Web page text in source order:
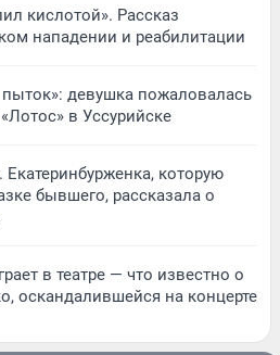
кислотой». Рассказ
нападении и реабилитации
девушка пожаловалась
в Уссурийске
которую
бывшего, рассказала о
в театре — что известно о
оскандалившейся на концерте